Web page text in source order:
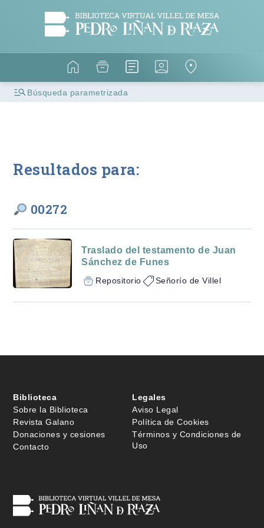
Búsqueda parametrizada
Resultados para:
00272
Traslado del testamento de Juan
Sánchez de Funes
Repositorio Señorío de Villel
Biblioteca
Sobre la Biblioteca
Revista Galano
Donaciones y cesiones
Contacto
Legales
Aviso Legal
Política de Cookies
Términos y Condiciones de
Uso